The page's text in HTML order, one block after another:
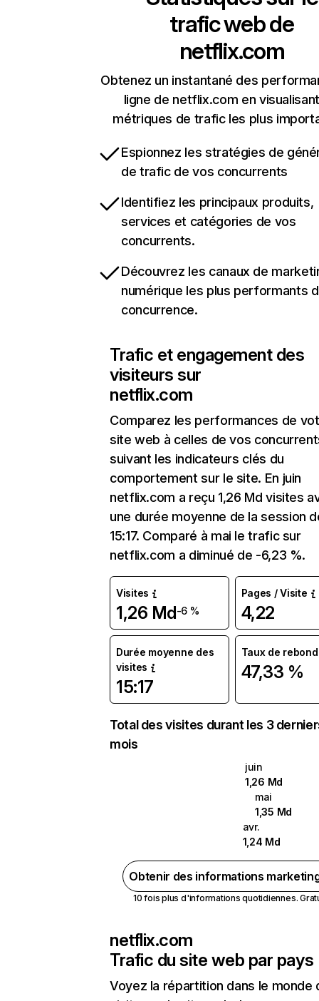
trafic web de
netflix.com
Obtenez un instantané des
ligne de netflix.com en
métriques de trafic les plus
Espionnez les stratégies de
de trafic de vos concurrents
Identifiez les principaux produits,
services et catégories de vos
concurrents.
Découvrez les canaux de
numérique les plus performants
concurrence.
Trafic et engagement des
visiteurs sur
netflix.com
Comparez les performances de
site web à celles de vos
suivant les indicateurs clés du
comportement sur le site. En juin
netflix.com a reçu 1,26 Md visites
une durée moyenne de la session
15:17. Comparé à mai le trafic sur
netflix.com a diminué de -6,23 %.
Visites
1,26 Md-6 %
Pages / Visite
4,22
Durée moyenne des
visites
15:17
Taux de rebond
47,33 %
Total des visites durant les 3
mois
juin
1,26 Md
mai
1,35 Md
avr.
1,24 Md
Obtenir des informations
10 fois plus d'informations quotidiennes.
netflix.com
Trafic du site web par pays
Voyez la répartition dans le monde